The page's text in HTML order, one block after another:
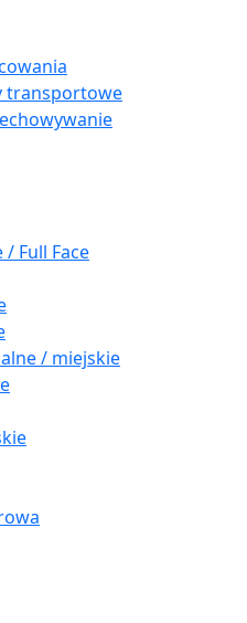
transportowe
/ Full Face
/ miejskie